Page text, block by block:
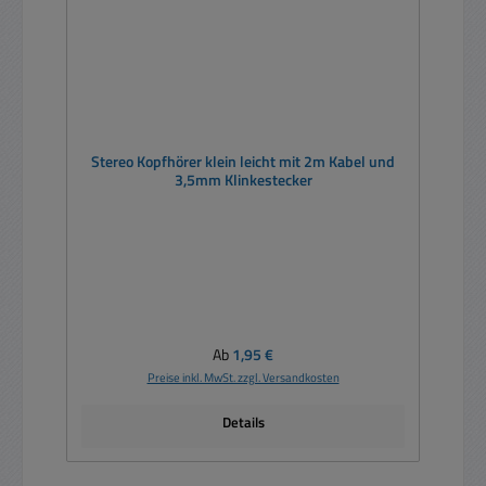
Stereo Kopfhörer klein leicht mit 2m Kabel und
3,5mm Klinkestecker
Regulärer Preis:
Ab1,95 €
Preise inkl. MwSt. zzgl. Versandkosten
Details